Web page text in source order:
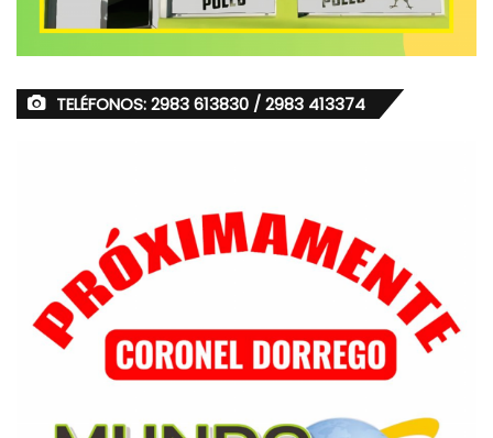
TELÉFONOS: 2983 613830 / 2983 413374